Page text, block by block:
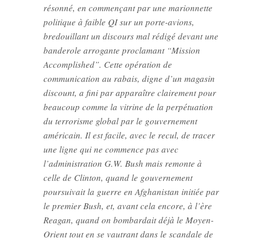
résonné, en commençant par une marionnette
politique à faible QI sur un porte-avions,
bredouillant un discours mal rédigé devant une
banderole arrogante proclamant “Mission
Accomplished”. Cette opération de
communication au rabais, digne d’un magasin
discount, a fini par apparaître clairement pour
beaucoup comme la vitrine de la perpétuation
du terrorisme global par le gouvernement
américain. Il est facile, avec le recul, de tracer
une ligne qui ne commence pas avec
l’administration G.W. Bush mais remonte à
celle de Clinton, quand le gouvernement
poursuivait la guerre en Afghanistan initiée par
le premier Bush, et, avant cela encore, à l’ère
Reagan, quand on bombardait déjà le Moyen-
Orient tout en se vautrant dans le scandale de